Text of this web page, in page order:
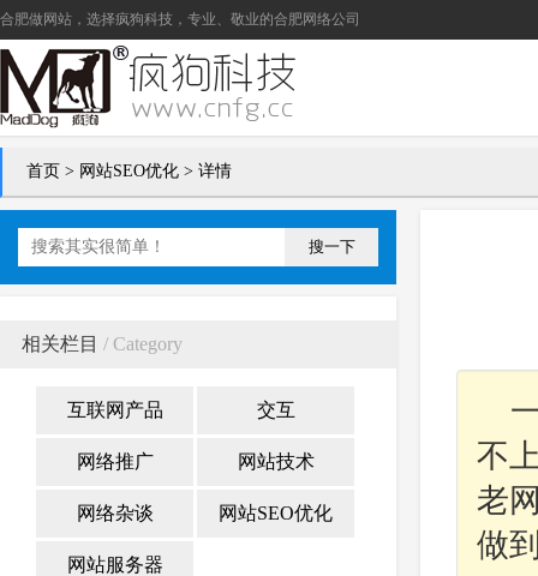
合肥做网站 ，选择疯狗科技，专业、敬业的合肥网络公司
首页 > 网站SEO优化 > 详情
搜一下
相关栏目 / Category
互联网产品 交互
网络推广 网站技术
网络杂谈 网站SEO优化
网站服务器
不
老
做